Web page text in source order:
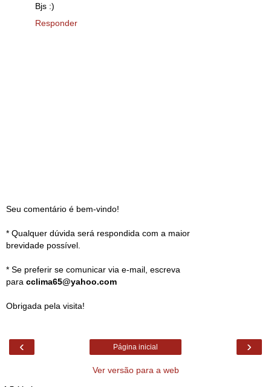
Bjs :)
Responder
Seu comentário é bem-vindo!
* Qualquer dúvida será respondida com a maior
brevidade possível.
* Se preferir se comunicar via e-mail, escreva
para cclima65@yahoo.com
Obrigada pela visita!
‹ ›
Página inicial
Ver versão para a web